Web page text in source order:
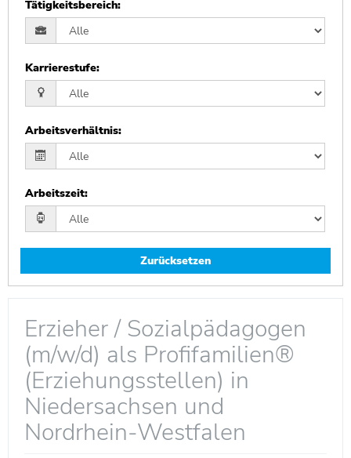
Tätigkeitsbereich:
Karrierestufe:
Arbeitsverhältnis:
Arbeitszeit:
Zurücksetzen
Erzieher / Sozialpädagogen
(m/w/d) als Profifamilien®
(Erziehungsstellen) in
Niedersachsen und
Nordrhein-Westfalen